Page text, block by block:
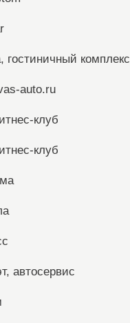
гостиничный комплекс
auto.ru
клуб
клуб
автосервис